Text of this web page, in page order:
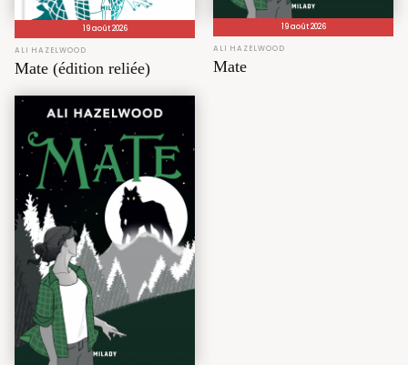
19 août 2026
ALI HAZELWOOD
Mate (édition reliée)
19 août 2026
ALI HAZELWOOD
Mate